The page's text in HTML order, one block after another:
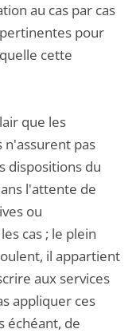
au cas par cas
pour
cette
que les
n'assurent pas
dispositions du
l'attente de
ou
cas ; le plein
il appartient
aux services
appliquer ces
échéant, de